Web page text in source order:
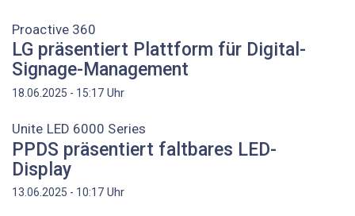
Proactive 360
LG präsentiert Plattform für Digital-
Signage-Management
18.06.2025 - 15:17 Uhr
Unite LED 6000 Series
PPDS präsentiert faltbares LED-
Display
13.06.2025 - 10:17 Uhr